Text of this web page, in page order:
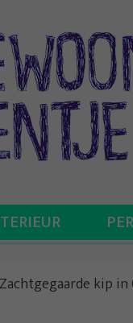
Zachtgegaarde kip in